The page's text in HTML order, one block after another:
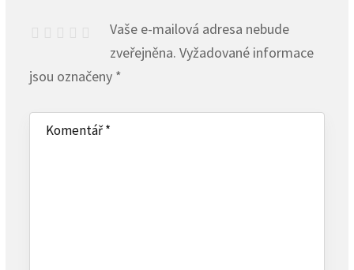
Vaše e-mailová adresa nebude
zveřejněna. Vyžadované informace
jsou označeny *